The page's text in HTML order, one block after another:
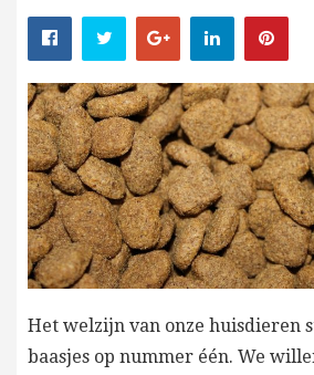
Het welzijn van onze huisdieren
baasjes op nummer één. We